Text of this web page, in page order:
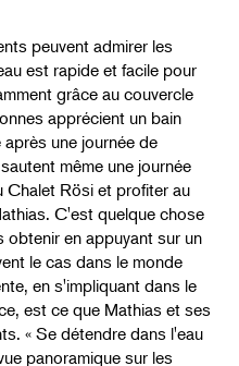
peuvent admirer les
est rapide et facile pour
grâce au couvercle
apprécient un bain
une journée de
même une journée
Chalet Rösi et profiter au
C'est quelque chose
obtenir en appuyant sur un
le cas dans le monde
en s'impliquant dans le
est ce que Mathias et ses
« Se détendre dans l'eau
panoramique sur les